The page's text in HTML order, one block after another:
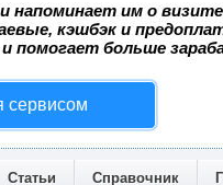
напоминает им о
кэшбэк и
помогает больше
сервисом
Статьи Справочник